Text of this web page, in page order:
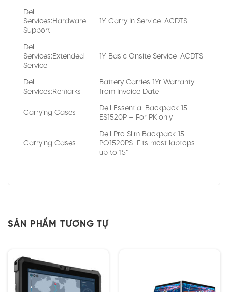
Dell
Services:Hardware
Support
1Y Carry In Service-ACDTS
Dell
Services:Extended
Service
1Y Basic Onsite Service-ACDTS
Dell
Services:Remarks
Battery Carries 1Yr Warranty
from Invoice Date
Carrying Cases
Dell Essential Backpack 15 –
ES1520P – For PK only
Carrying Cases
Dell Pro Slim Backpack 15
PO1520PS Fits most laptops
up to 15″
SẢN PHẨM TƯƠNG TỰ